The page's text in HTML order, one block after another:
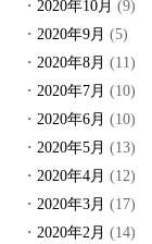
2020年10月 (9)
2020年9月 (5)
2020年8月 (11)
2020年7月 (10)
2020年6月 (10)
2020年5月 (13)
2020年4月 (12)
2020年3月 (17)
2020年2月 (14)